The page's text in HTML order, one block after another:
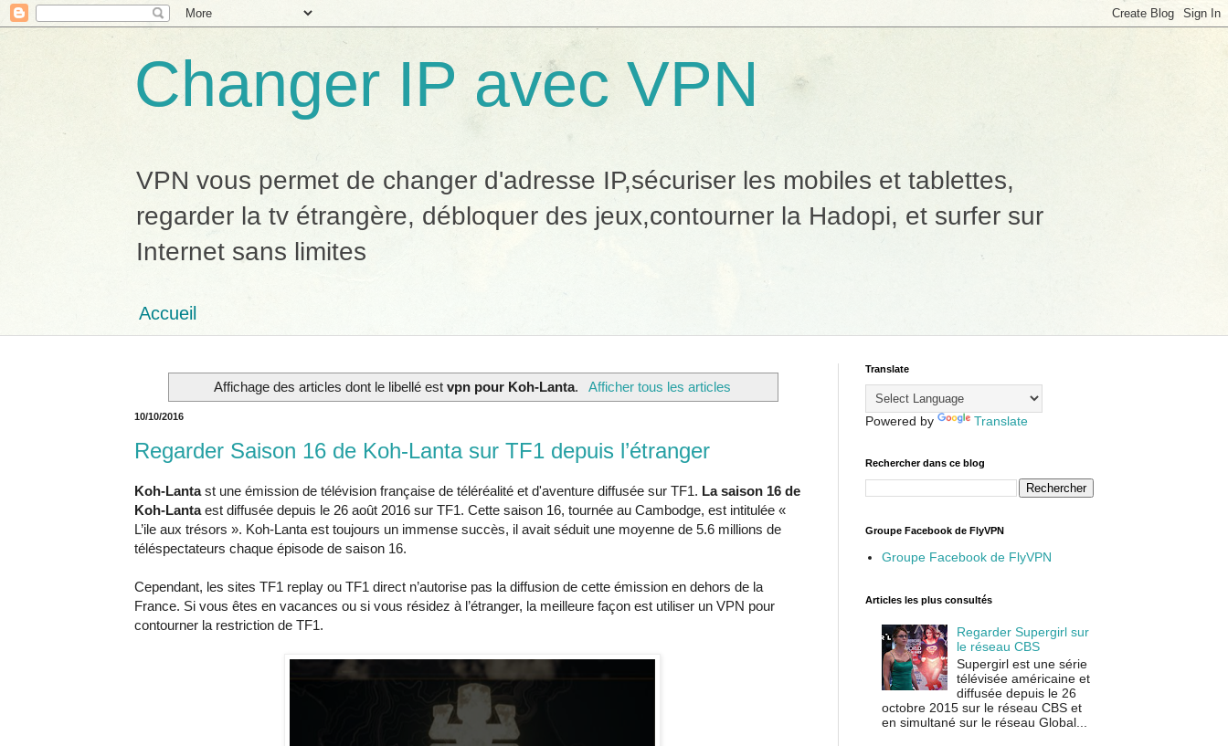
Changer IP avec VPN
VPN vous permet de changer d'adresse IP,sécuriser les mobiles et tablettes,
regarder la tv étrangère, débloquer des jeux,contourner la Hadopi, et surfer sur
Internet sans limites
Accueil
Affichage des articles dont le libellé estvpn pour Koh-Lanta. Afficher tous les articles
10/10/2016
Regarder Saison 16 de Koh-Lanta sur TF1 depuis l’étranger
Koh-Lantast une émission de télévision française de téléréalité et d'aventure diffusée sur TF1. La saison 16 de
Koh-Lantaest diffusée depuis le 26 août 2016 sur TF1. Cette saison 16, tournée au Cambodge, est intitulée «
L’ile aux trésors ». Koh-Lanta est toujours un immense succès, il avait séduit une moyenne de 5.6 millions de
téléspectateurs chaque épisode de saison 16.
Cependant, les sites TF1 replay ou TF1 direct n’autorise pas la diffusion de cette émission en dehors de la
France. Si vous êtes en vacances ou si vous résidez à l’étranger, la meilleure façon est utiliser un VPN pour
contourner la restriction de TF1.
Translate
Powered by Translate
Rechercher dans ce blog
Groupe Facebook de FlyVPN
Groupe Facebook de FlyVPN
Articles les plus consultés
Regarder Supergirl sur
le réseau CBS
Supergirl est une série
télévisée américaine et
diffusée depuis le 26
octobre 2015 sur le réseau CBS et
en simultané sur le réseau Global...